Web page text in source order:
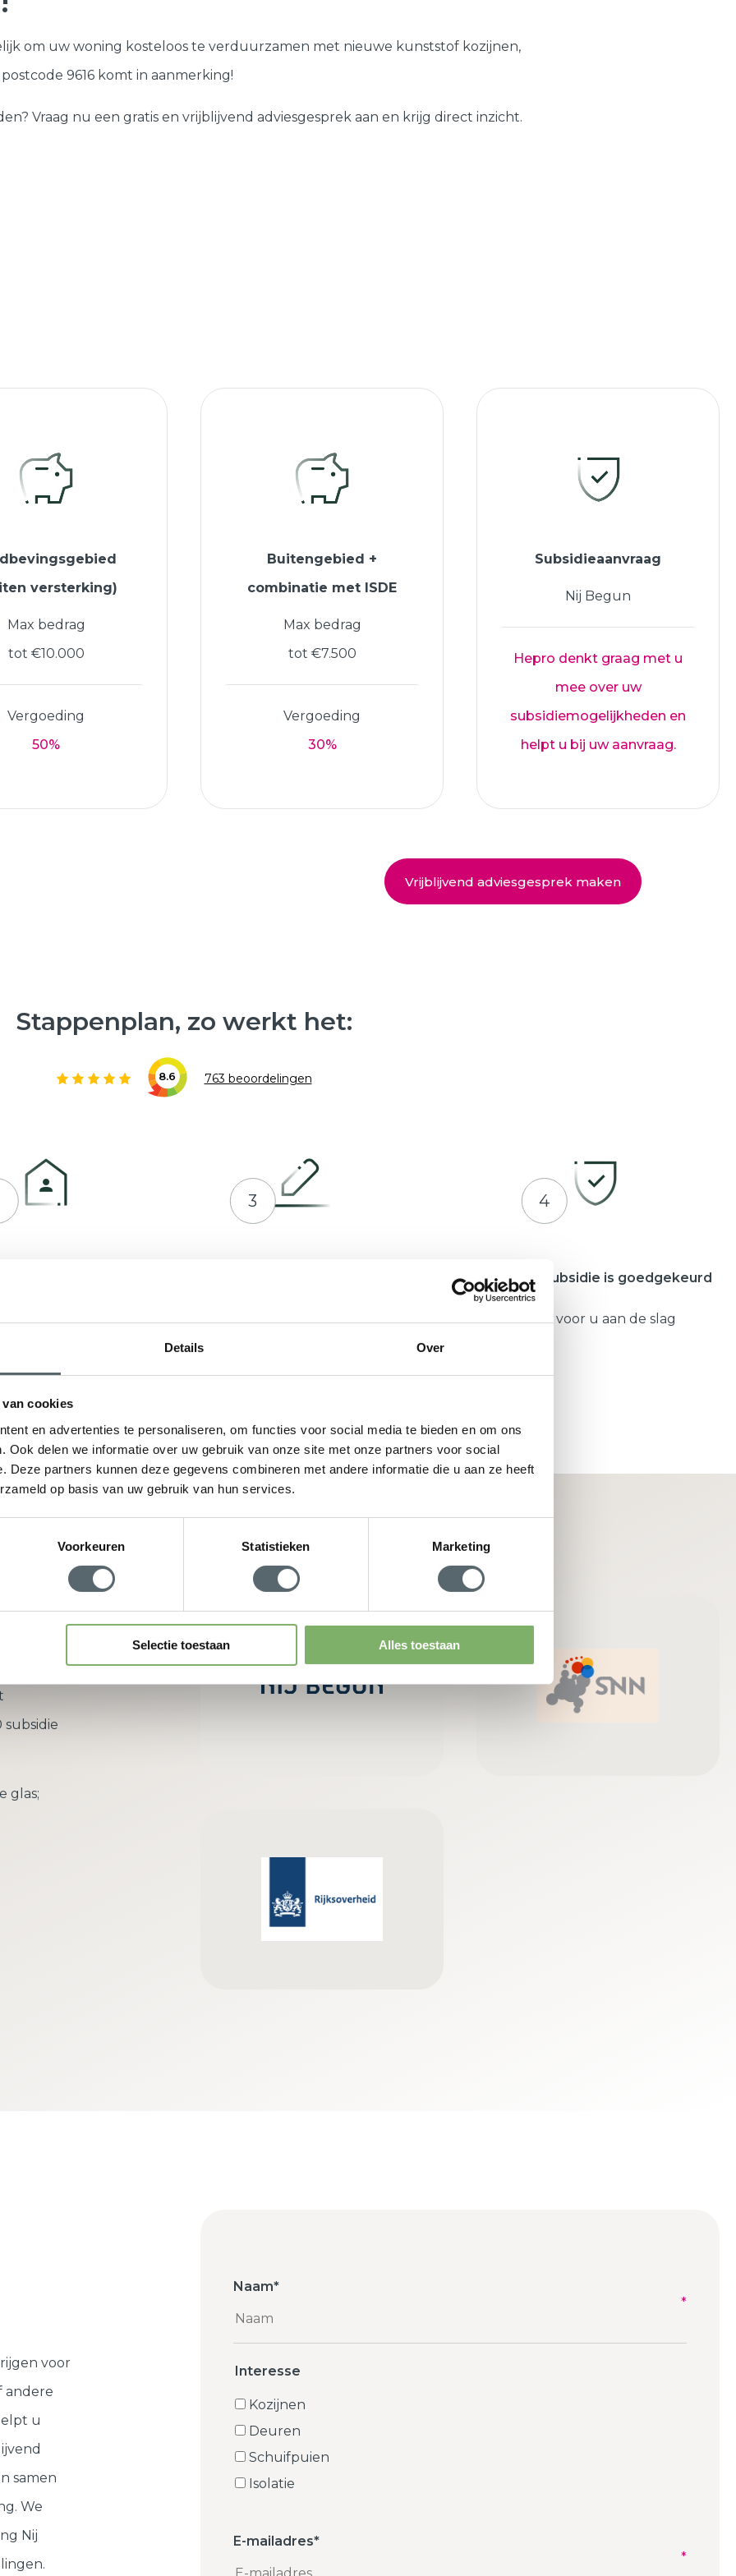
Details Over
cookies
en advertenties te personaliseren, om functies voor social media te bieden en om ons
Ook delen we informatie over uw gebruik van onze site met onze partners voor social
Deze partners kunnen deze gegevens combineren met andere informatie die u aan ze heeft
op basis van uw gebruik van hun services.
Voorkeuren Statistieken Marketing
Selectie toestaan Alles toestaan
om uw woning kosteloos te verduurzamen met nieuwe kunststof kozijnen,
9616 komt in aanmerking!
Vraag nu een gratis en vrijblijvend adviesgesprek aan en krijg direct inzicht.
versterking)
Max bedrag
tot €10.000
Vergoeding
50%
Buitengebied +
combinatie met ISDE
Max bedrag
tot €7.500
Vergoeding
30%
Subsidieaanvraag
Nij Begun
Hepro denkt graag met u
mee over uw
subsidiemogelijkheden en
helpt u bij uw aanvraag.
Vrijblijvend adviesgesprek maken
Stappenplan, zo werkt het:
8.6 763 beoordelingen
offerte op maat
3 4
Zodra uw subsidie is goedgekeurd
Gaat Hepro voor u aan de slag
richt zich
glas;
voor
andere
u
samen
We
Nij
Naam*
Interesse
Kozijnen
Deuren
Schuifpuien
Isolatie
E-mailadres*
Samenstellen Samenstellen